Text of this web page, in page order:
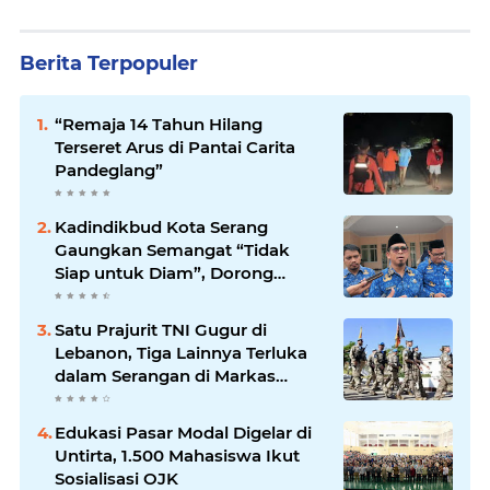
Berita Terpopuler
“Remaja 14 Tahun Hilang
Terseret Arus di Pantai Carita
Pandeglang”
Kadindikbud Kota Serang
Gaungkan Semangat “Tidak
Siap untuk Diam”, Dorong
Layanan Lebih Responsif
Satu Prajurit TNI Gugur di
Lebanon, Tiga Lainnya Terluka
dalam Serangan di Markas
UNIFIL
Edukasi Pasar Modal Digelar di
Untirta, 1.500 Mahasiswa Ikut
Sosialisasi OJK